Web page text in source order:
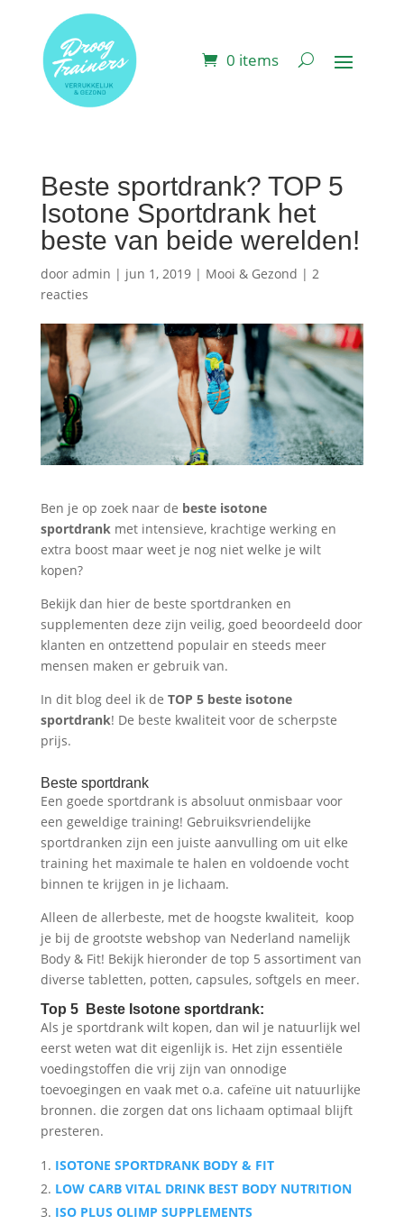
0 items
Beste sportdrank? TOP 5
Isotone Sportdrank het
beste van beide werelden!
door admin | jun 1, 2019| Mooi & Gezond | 2
reacties
Ben je op zoek naar de beste isotone
sportdrank met intensieve, krachtige werking en
extra boost maar weet je nog niet welke je wilt
kopen?
Bekijk dan hier de beste sportdranken en
supplementen deze zijn veilig, goed beoordeeld door
klanten en ontzettend populair en steeds meer
mensen maken er gebruik van.
In dit blog deel ik de TOP 5 beste isotone
sportdrank! De beste kwaliteit voor de scherpste
prijs.
Beste sportdrank
Een goede sportdrank is absoluut onmisbaar voor
een geweldige training! Gebruiksvriendelijke
sportdranken zijn een juiste aanvulling om uit elke
training het maximale te halen en voldoende vocht
binnen te krijgen in je lichaam.
Alleen de allerbeste, met de hoogste kwaliteit, koop
je bij de grootste webshop van Nederland namelijk
Body & Fit! Bekijk hieronder de top 5 assortiment van
diverse tabletten, potten, capsules, softgels en meer.
Top 5 Beste Isotone sportdrank:
Als je sportdrank wilt kopen, dan wil je natuurlijk wel
eerst weten wat dit eigenlijk is. Het zijn essentiële
voedingstoffen die vrij zijn van onnodige
toevoegingen en vaak met o.a. cafeïne uit natuurlijke
bronnen. die zorgen dat ons lichaam optimaal blijft
presteren.
ISOTONE SPORTDRANK BODY & FIT
LOW CARB VITAL DRINK BEST BODY NUTRITION
ISO PLUS OLIMP SUPPLEMENTS